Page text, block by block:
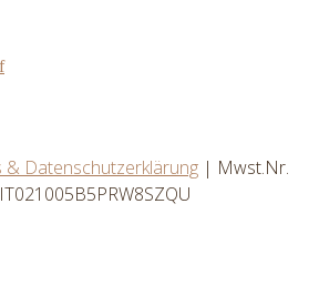
& Datenschutzerklärung | Mwst.Nr.